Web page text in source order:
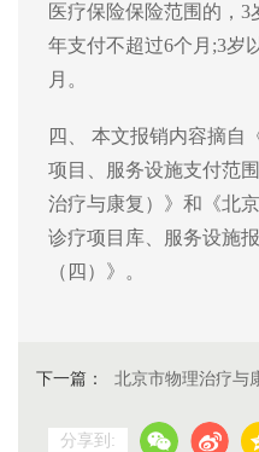
医疗保险保险范围的，3
年支付不超过6个月;3岁
月。
四、 本文报销内容摘自
项目、服务设施支付范
治疗与康复）》 和 《北
诊疗项目库、服务设施
（四）》
。
下一篇： 北京市物理治疗与
分享到: